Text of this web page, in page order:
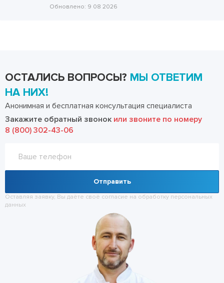
Обновлено: 9 08 2026
ОСТАЛИСЬ ВОПРОСЫ? МЫ ОТВЕТИМ
НА НИХ!
Анонимная и бесплатная консультация специалиста
Закажите обратный звонок или звоните по номеру
8 (800) 302-43-06
Отправить
Оставляя заявку, Вы даёте своё согласие на обработку персональных
данных